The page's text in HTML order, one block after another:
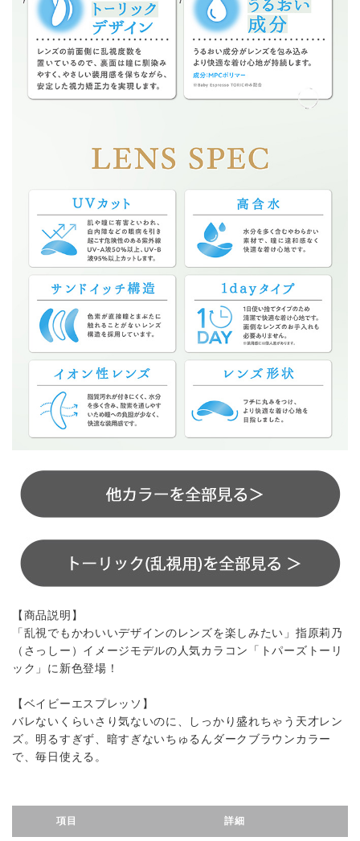
【商品説明】
「乱視でもかわいいデザインのレンズを楽しみたい」指原莉乃
（さっしー）イメージモデルの人気カラコン「トパーズトーリ
ック」に新色登場！
【ベイビーエスプレッソ】
バレないくらいさり気ないのに、しっかり盛れちゃう天才レン
ズ。明るすぎず、暗すぎないちゅるんダークブラウンカラー
で、毎日使える。
項目 詳細